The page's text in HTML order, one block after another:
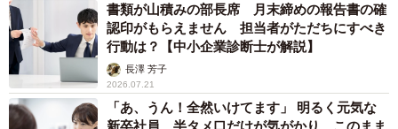
書類が山積みの部長席 月末締めの報告書の確
認印がもらえません 担当者がただちにすべき
行動は？【中小企業診断士が解説】
長澤 芳子
2026.07.21
「あ、うん！全然いけてます」 明るく元気な
新卒社員、半タメ口だけが気がかり このまま